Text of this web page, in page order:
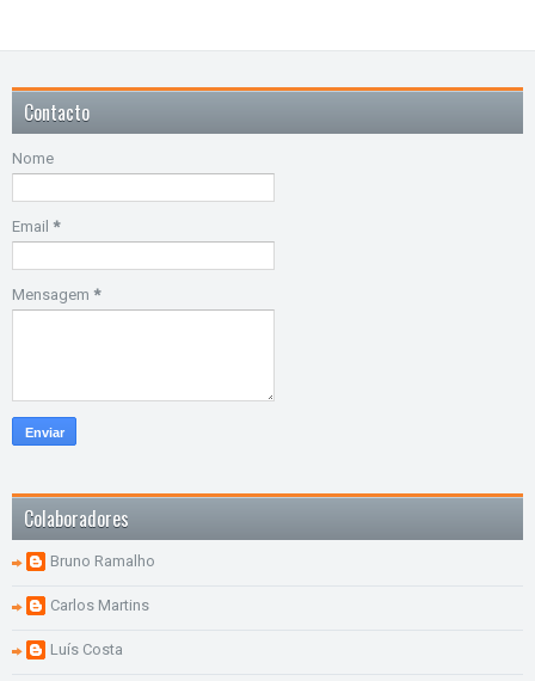
Contacto
Nome
Email *
Mensagem *
Colaboradores
Bruno Ramalho
Carlos Martins
Luís Costa